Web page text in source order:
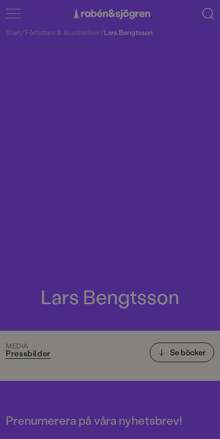
Start/Författare & illustratörer/Lars Bengtsson
Lars Bengtsson
MEDIA
Pressbilder Se böcker
Prenumerera på våra nyhetsbrev!